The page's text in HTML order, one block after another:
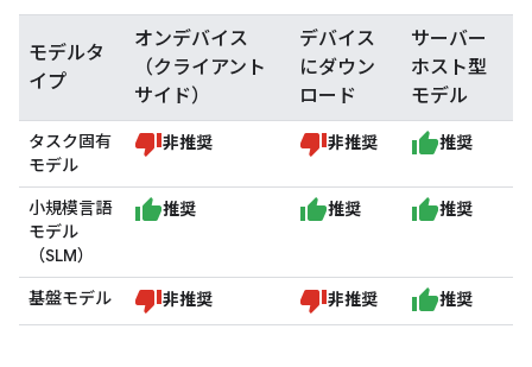
モデルタ
イプ
オンデバイス
（クライアント
サイド）
デバイス
にダウン
ロード
サーバー
ホスト型
モデル
タスク固有
モデル
非推奨 非推奨 推奨
小規模言語
モデル
（SLM）
推奨 推奨 推奨
基盤モデル 非推奨 非推奨 推奨